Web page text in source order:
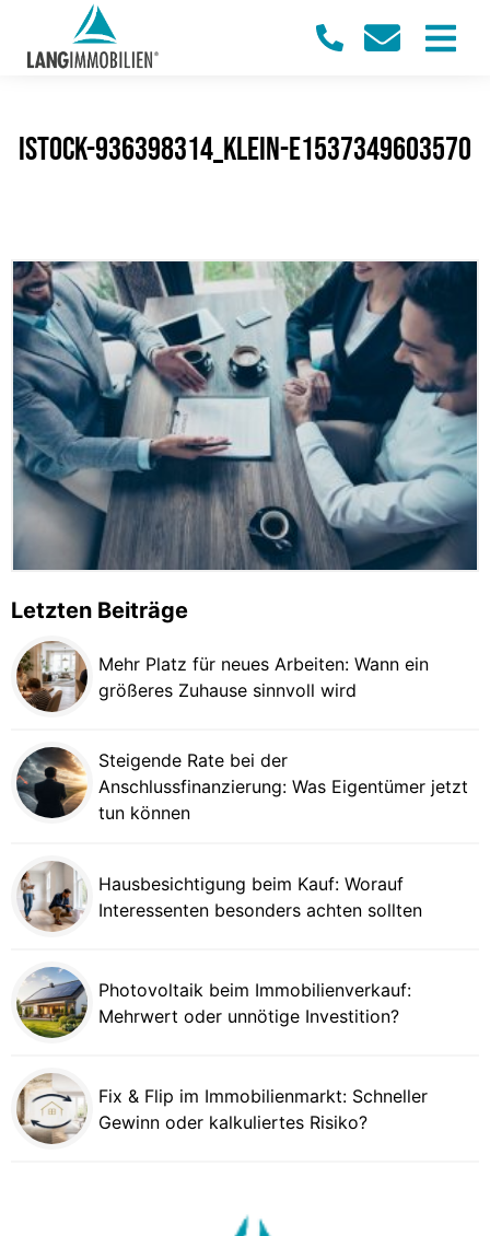
iStock-936398314_klein-e1537349603570
Letzten Beiträge
Mehr Platz für neues Arbeiten: Wann ein
größeres Zuhause sinnvoll wird
Steigende Rate bei der
Anschlussfinanzierung: Was Eigentümer jetzt
tun können
Hausbesichtigung beim Kauf: Worauf
Interessenten besonders achten sollten
Photovoltaik beim Immobilienverkauf:
Mehrwert oder unnötige Investition?
Fix & Flip im Immobilienmarkt: Schneller
Gewinn oder kalkuliertes Risiko?